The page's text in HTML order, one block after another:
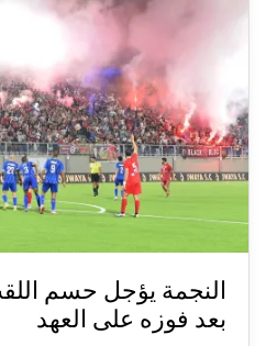
النجمة يؤجل حسم
بعد فوزه على العهد